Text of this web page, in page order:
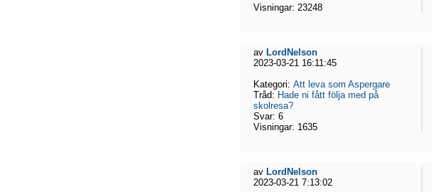
Visningar: 23248
av LordNelson
2023-03-21 16:11:45
Kategori: Att leva som Aspergare
Tråd: Hade ni fått följa med på
skolresa?
Svar: 6
Visningar: 1635
av LordNelson
2023-03-21 7:13:02